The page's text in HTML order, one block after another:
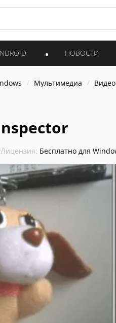
НОВОСТИ
Мультимедиа
Лицензия: Бесплатно для